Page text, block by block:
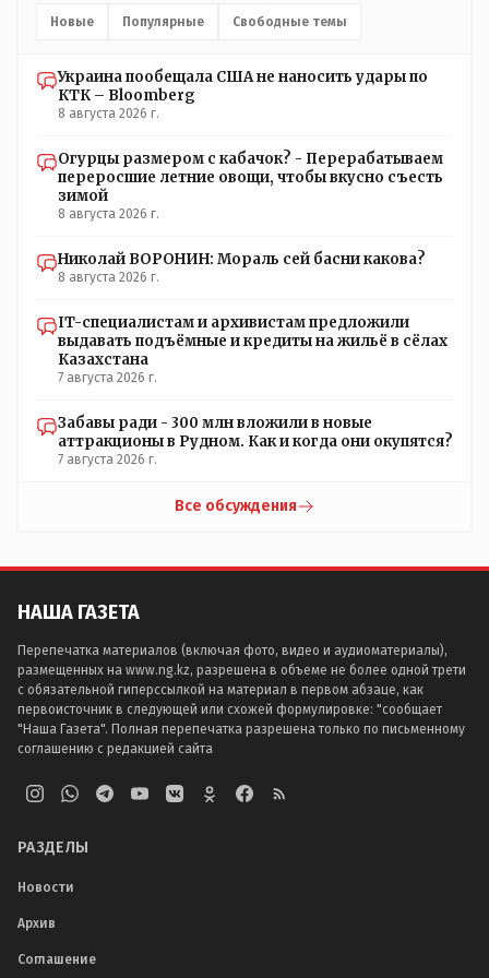
они что-то там утаили нет начали поносить журналиста
Новые Популярные Свободные темы
Украина пообещала США не наносить удары по
КТК – Bloomberg
8 августа 2026 г.
Огурцы размером с кабачок? - Перерабатываем
переросшие летние овощи, чтобы вкусно съесть
зимой
8 августа 2026 г.
Николай ВОРОНИН: Мораль сей басни какова?
8 августа 2026 г.
IT-специалистам и архивистам предложили
выдавать подъёмные и кредиты на жильё в сёлах
Казахстана
7 августа 2026 г.
Забавы ради - 300 млн вложили в новые
аттракционы в Рудном. Как и когда они окупятся?
7 августа 2026 г.
Все обсуждения
НАША ГАЗЕТА
Перепечатка материалов (включая фото, видео и аудиоматериалы),
размещенных на www.ng.kz, разрешена в объеме не более одной трети
с обязательной гиперссылкой на материал в первом абзаце, как
первоисточник в следующей или схожей формулировке: "сообщает
"Наша Газета". Полная перепечатка разрешена только по письменному
соглашению с редакцией сайта
РАЗДЕЛЫ
Новости
Архив
Соглашение